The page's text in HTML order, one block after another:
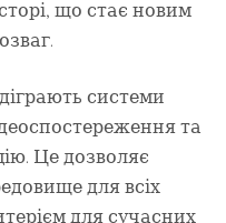
що стає новим
системи
та
Це дозволяє
для всіх
для сучасних